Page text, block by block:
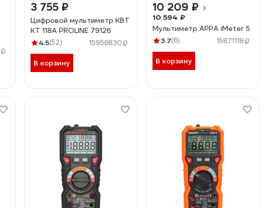
3 755 ₽
Цифровой мультиметр КВТ
KT 118A PROLINE 79126
4.5(52) 15956830
В корзину
10 209 ₽
10 594 ₽
Мультиметр APPA iMeter 5
3.7(6) 15871118
В корзину